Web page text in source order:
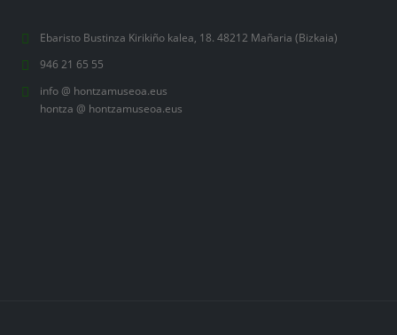
Ebaristo Bustinza Kirikiño kalea, 18. 48212 Mañaria (Bizkaia)
946 21 65 55
info @ hontzamuseoa.eus
hontza @ hontzamuseoa.eus